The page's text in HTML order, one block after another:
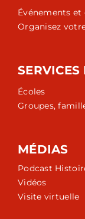
Événements et
Organisez
SERVICES
Écoles
Groupes,
MÉDIAS
Podcast
Vidéos
Visite virtuelle